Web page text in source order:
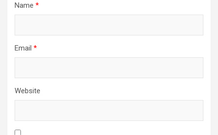
Name *
Email *
Website